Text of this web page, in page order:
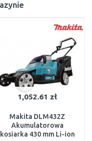
1,052.61 zł
Makita DLM432Z
Akumulatorowa
kosiarka 430 mm Li-ion